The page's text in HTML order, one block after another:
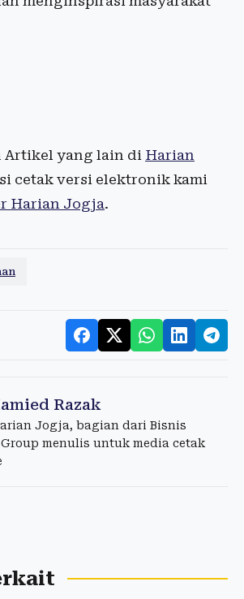
Artikel yang lain di Harian
cetak versi elektronik kami
Harian Jogja.
Razak
Jogja, bagian dari Bisnis
menulis untuk media cetak